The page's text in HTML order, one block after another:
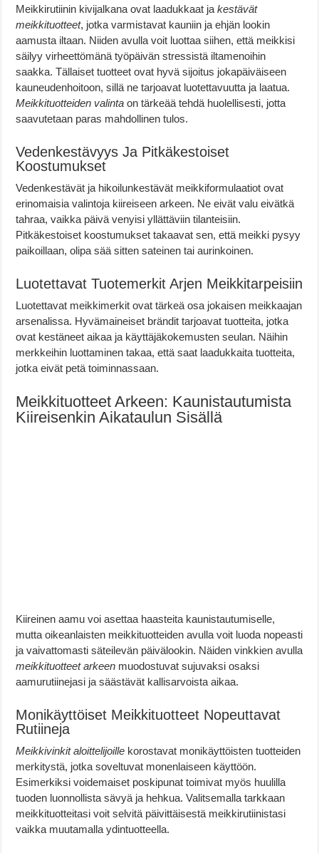
Meikkirutiinin kivijalkana ovat laadukkaat jakestävät
meikkituotteet, jotka varmistavat kauniin ja ehjän lookin
aamusta iltaan. Niiden avulla voit luottaa siihen, että meikkisi
säilyy virheettömänä työpäivän stressistä iltamenoihin
saakka. Tällaiset tuotteet ovat hyvä sijoitus jokapäiväiseen
kauneudenhoitoon, sillä ne tarjoavat luotettavuutta ja laatua.
Meikkituotteiden valinta on tärkeää tehdä huolellisesti, jotta
saavutetaan paras mahdollinen tulos.
Vedenkestävyys Ja Pitkäkestoiset
Koostumukset
Vedenkestävät ja hikoilunkestävät meikkiformulaatiot ovat
erinomaisia valintoja kiireiseen arkeen. Ne eivät valu eivätkä
tahraa, vaikka päivä venyisi yllättäviin tilanteisiin.
Pitkäkestoiset koostumukset takaavat sen, että meikki pysyy
paikoillaan, olipa sää sitten sateinen tai aurinkoinen.
Luotettavat Tuotemerkit Arjen Meikkitarpeisiin
Luotettavat meikkimerkit ovat tärkeä osa jokaisen meikkaajan
arsenalissa. Hyvämaineiset brändit tarjoavat tuotteita, jotka
ovat kestäneet aikaa ja käyttäjäkokemusten seulan. Näihin
merkkeihin luottaminen takaa, että saat laadukkaita tuotteita,
jotka eivät petä toiminnassaan.
Meikkituotteet Arkeen: Kaunistautumista
Kiireisenkin Aikataulun Sisällä
Kiireinen aamu voi asettaa haasteita kaunistautumiselle,
mutta oikeanlaisten meikkituotteiden avulla voit luoda nopeasti
ja vaivattomasti säteilevän päivälookin. Näiden vinkkien avulla
meikkituotteet arkeen muodostuvat sujuvaksi osaksi
aamurutiinejasi ja säästävät kallisarvoista aikaa.
Monikäyttöiset Meikkituotteet Nopeuttavat
Rutiineja
Meikkivinkit aloittelijoille korostavat monikäyttöisten tuotteiden
merkitystä, jotka soveltuvat monenlaiseen käyttöön.
Esimerkiksi voidemaiset poskipunat toimivat myös huulilla
tuoden luonnollista sävyä ja hehkua. Valitsemalla tarkkaan
meikkituotteitasi voit selvitä päivittäisestä meikkirutiinistasi
vaikka muutamalla ydintuotteella.